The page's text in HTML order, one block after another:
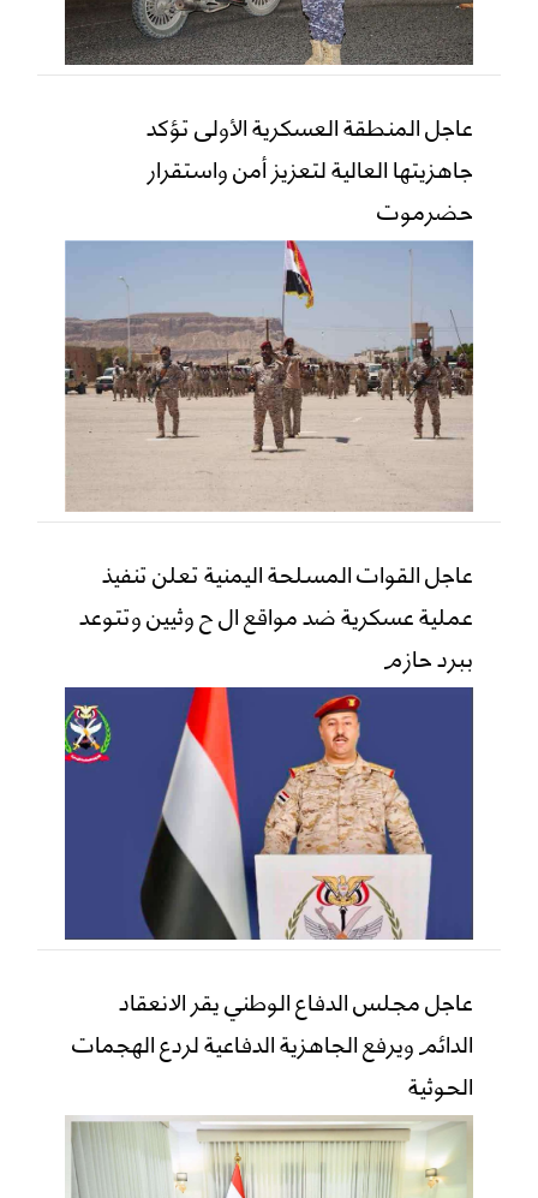
عاجل المنطقة العسكرية الأولى تؤكد
جاهزيتها العالية لتعزيز أمن واستقرار
حضرموت
عاجل القوات المسلحة اليمنية تعلن تنفيذ
عملية عسكرية ضد مواقع ال ح وثيين وتتوعد
ببرد حازم
عاجل مجلس الدفاع الوطني يقر الانعقاد
الدائم ويرفع الجاهزية الدفاعية لردع الهجمات
الحوثية